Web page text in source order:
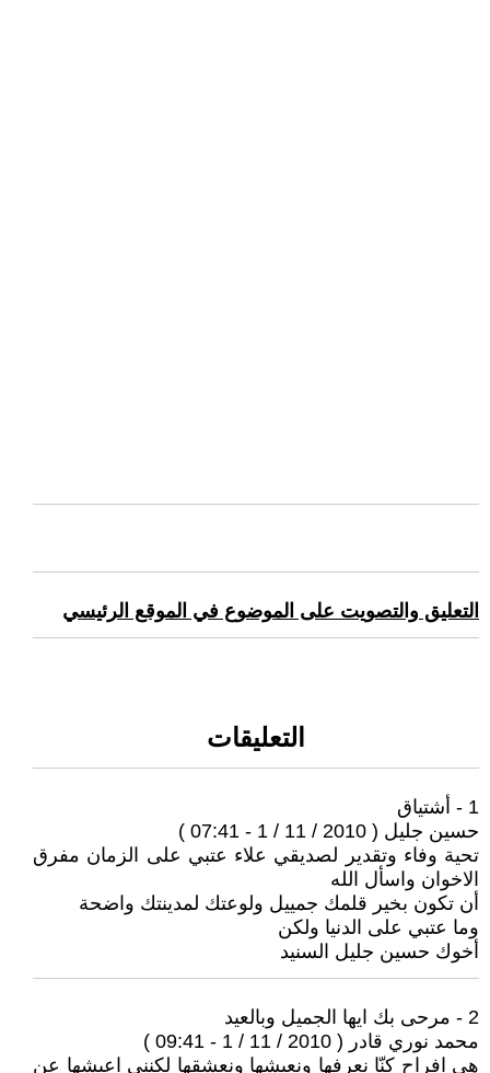
التعليق والتصويت على الموضوع في الموقع الرئيسي
التعليقات
1 - أشتياق
حسين جليل ( 2010 / 11 / 1 - 07:41 )
تحية وفاء وتقدير لصديقي علاء عتبي على الزمان مفرق
الاخوان واسأل الله
أن تكون بخير قلمك جمييل ولوعتك لمدينتك واضحة
وما عتبي على الدنيا ولكن
أخوك حسين جليل السنيد
2 - مرحى بك ايها الجميل وبالعيد
محمد نوري قادر ( 2010 / 11 / 1 - 09:41 )
هي افراح كنّا نعرفها ونعيشها ونعشقها لكنني اعيشها عن